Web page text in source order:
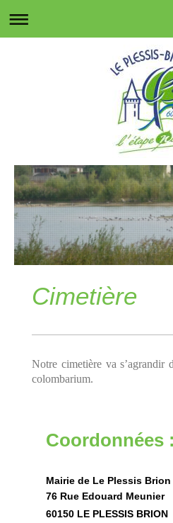
Cimetière
Notre cimetière va s’agrandir
colombarium.
Coordonnées :
Mairie de Le Plessis Brion
76 Rue Edouard Meunier
60150 LE PLESSIS BRION